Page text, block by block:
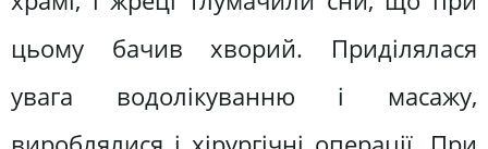
цьому бачив хворий. Приділялася
увага водолікуванню і масажу,